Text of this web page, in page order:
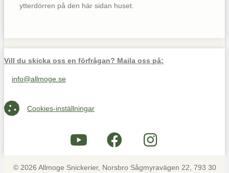
ytterdörren på den här sidan huset.
Vill du skicka oss en förfrågan? Maila oss på:
Maila oss på info@allmoge.se
info@allmoge.se
Cookies-inställningar
Cookies-inställningar
© 2026 Allmoge Snickerier, Norsbro Sågmyravägen 22, 793 30